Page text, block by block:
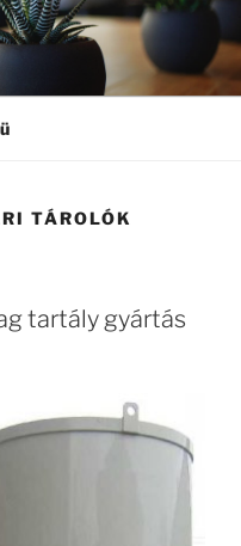
TÁROLÓK
tartály gyártás